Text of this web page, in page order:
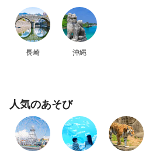
長崎 沖縄
人気のあそび